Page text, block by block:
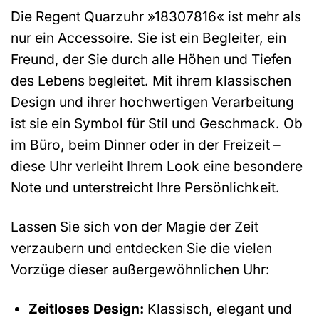
Die Regent Quarzuhr »18307816« ist mehr als
nur ein Accessoire. Sie ist ein Begleiter, ein
Freund, der Sie durch alle Höhen und Tiefen
des Lebens begleitet. Mit ihrem klassischen
Design und ihrer hochwertigen Verarbeitung
ist sie ein Symbol für Stil und Geschmack. Ob
im Büro, beim Dinner oder in der Freizeit –
diese Uhr verleiht Ihrem Look eine besondere
Note und unterstreicht Ihre Persönlichkeit.
Lassen Sie sich von der Magie der Zeit
verzaubern und entdecken Sie die vielen
Vorzüge dieser außergewöhnlichen Uhr:
Zeitloses Design: Klassisch, elegant und